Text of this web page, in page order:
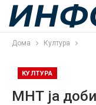
Дома Култура
КУЛТУРА
МНТ ја